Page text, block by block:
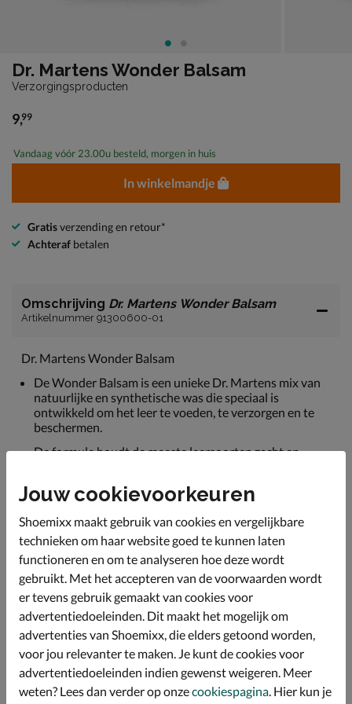
Dr. Martens Wonder Balsam
Verzorgingsproducten
€ 9,99
9,99
Vandaag vóór 23.00u besteld, morgen in huis
In winkelmandje
Gratisverzending en retour*
Achteraf betalen
Omschrijving Dr. Martens Wonder Balsam
Artikelnummer 91300600-01
Dr. Martens Wonder Balsam
De Wonder Balsam is een unieke Dr. Martens mix van
natuurlijke en synthetische was die speciaal is
ontwikkeld om het leer te voeden, te verzorgen en te
beschermen.
De formule houdt de meeste leersoorten zacht en
Te gebruiken op alle leersoorten behalve suède en
lakleer. Oppoetsen is niet nodig.
Potje van 85 ml.
Specificaties
Over Dr. Martens
Bekijk meer
Jouw cookievoorkeuren
Shoemixx maakt gebruik van cookies en vergelijkbare
technieken om haar website goed te kunnen laten
functioneren en om te analyseren hoe deze wordt
gebruikt. Met het accepteren van de voorwaarden wordt
er tevens gebruik gemaakt van cookies voor
advertentiedoeleinden. Dit maakt het mogelijk om
advertenties van Shoemixx, die elders getoond worden,
voor jou relevanter te maken. Je kunt de cookies voor
advertentiedoeleinden indien gewenst weigeren. Meer
weten? Lees dan verder op onzecookiespagina . Hier kun je